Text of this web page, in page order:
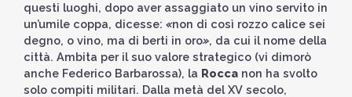
questi luoghi, dopo aver assaggiato un vino servito in
un’umile coppa, dicesse: «non di così rozzo calice sei
degno, o vino, ma di berti in oro», da cui il nome della
città. Ambita per il suo valore strategico (vi dimorò
anche Federico Barbarossa), la Rocca non ha svolto
solo compiti militari. Dalla metà del XV secolo,